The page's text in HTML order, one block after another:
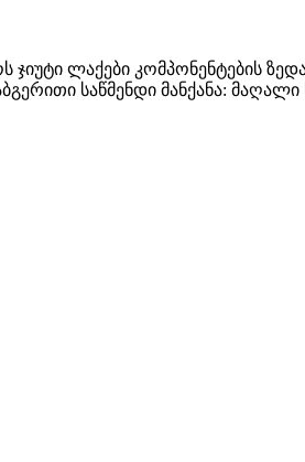
ლაქები კომპონენტების
საწმენდი მანქანა: მაღალი